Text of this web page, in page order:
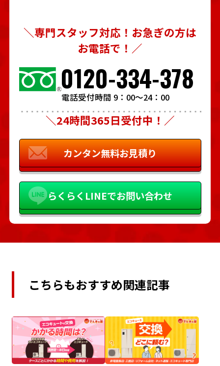
＼専門スタッフ対応！お急ぎの方は
お電話で！／
0120-334-378
電話受付時間 9：00～24：00
＼24時間365日受付中！／
カンタン無料お見積り
らくらくLINEでお問い合わせ
こちらもおすすめ関連記事